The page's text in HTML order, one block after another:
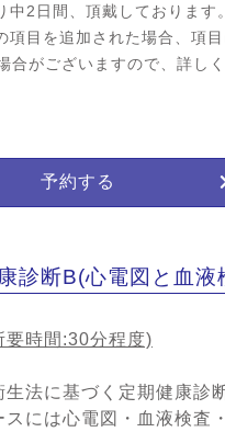
中2日間、頂戴しております
項目を追加された場合、項
合がございますので、詳し
予約する
診断B(心電図と血液
要時間:30分程度)
法に基づく定期健康診
には心電図・血液検査